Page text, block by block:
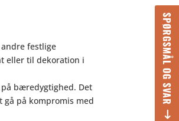
SPØRGSMÅL OG SVAR
festlige
eller til dekoration i
bæredygtighed. Det
på kompromis med